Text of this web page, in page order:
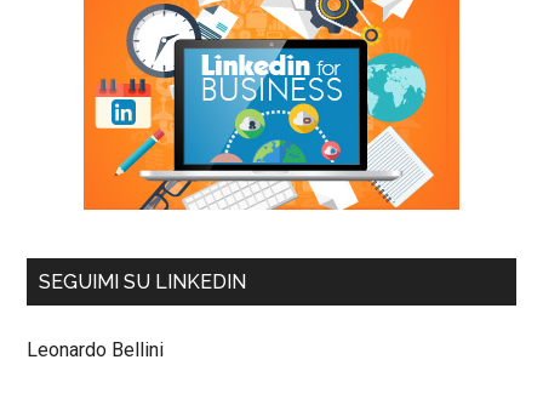
SEGUIMI SU LINKEDIN
Leonardo Bellini